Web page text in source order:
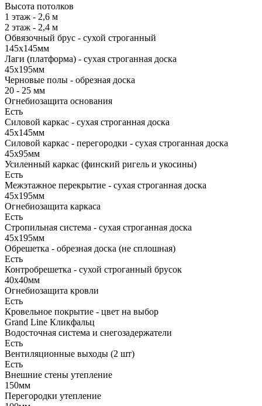
Высота потолков
1 этаж - 2,6 м
2 этаж - 2,4 м
Обвязочный брус - сухой строганный
145х145мм
Лаги (платформа) - сухая строганная доска
45х195мм
Черновые полы - обрезная доска
20 - 25 мм
Огнебиозащита основания
Есть
Силовой каркас - сухая строганная доска
45х145мм
Силовой каркас - перегородки - сухая строганная доска
45х95мм
Усиленный каркас (финский ригель и укосины)
Есть
Межэтажное перекрытие - сухая строганная доска
45х195мм
Огнебиозащита каркаса
Есть
Стропильная система - сухая строганная доска
45х195мм
Обрешетка - обрезная доска (не сплошная)
Есть
Контробрешетка - сухой строганный брусок
40х40мм
Огнебиозащита кровли
Есть
Кровельное покрытие - цвет на выбор
Grand Line Кликфальц
Водосточная система и снегозадержатели
Есть
Вентиляционные выходы (2 шт)
Есть
Внешние стены утепление
150мм
Перегородки утепление